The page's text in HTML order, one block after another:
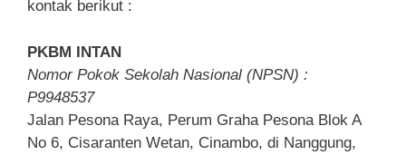
kontak berikut :
PKBM INTAN
Nomor Pokok Sekolah Nasional (NPSN) :
P9948537
Jalan Pesona Raya, Perum Graha Pesona Blok A
No 6, Cisaranten Wetan, Cinambo, di Nanggung,